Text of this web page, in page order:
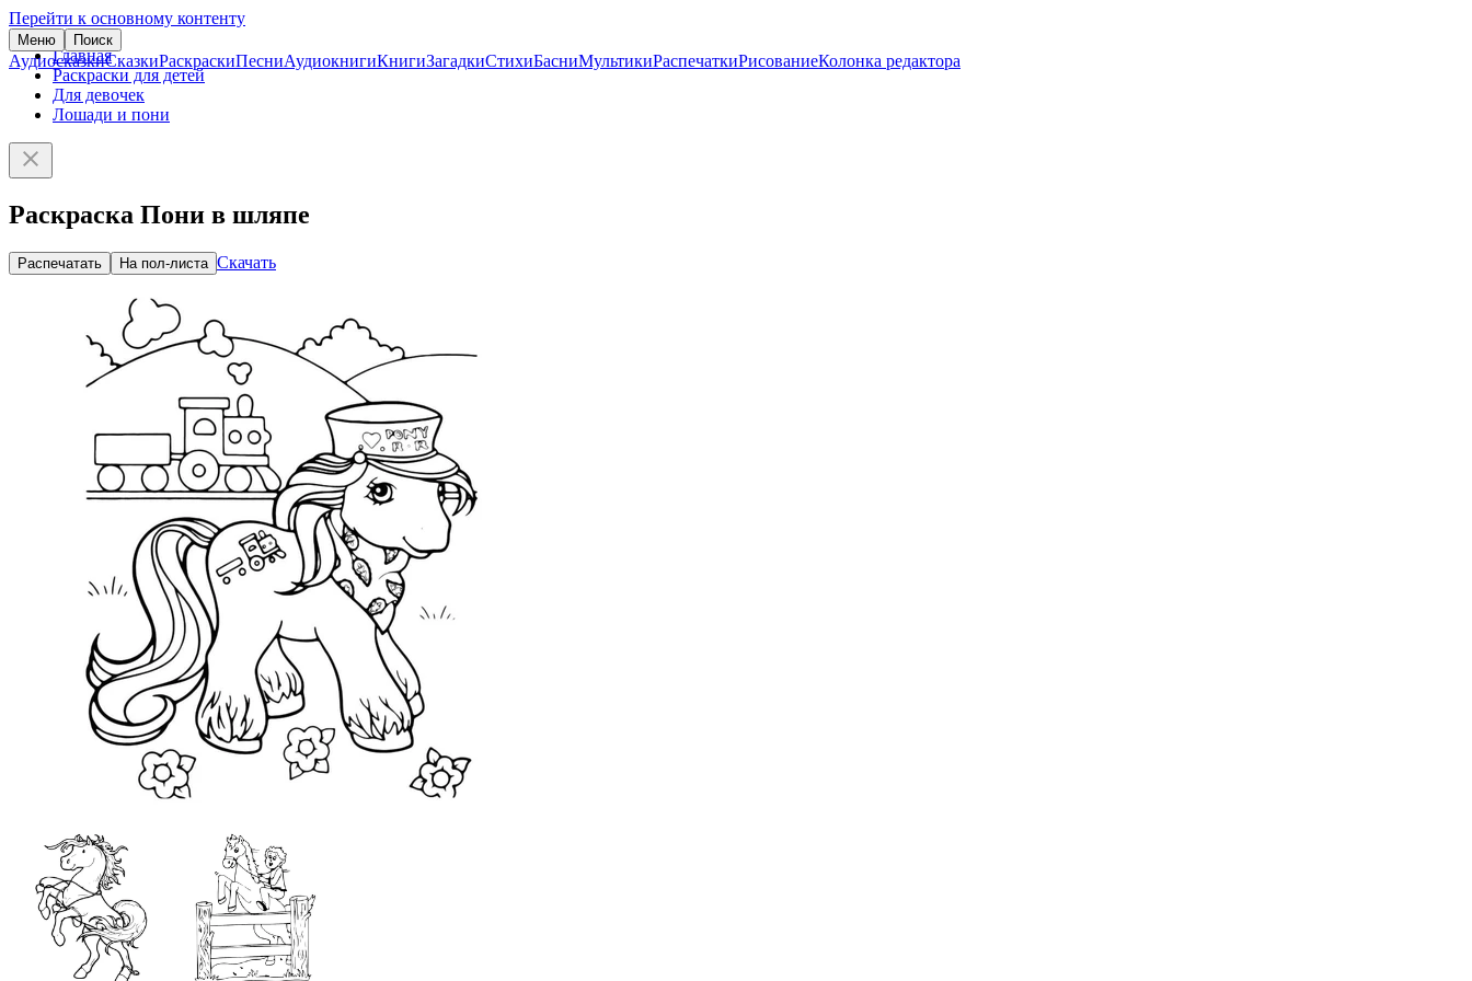
Перейти к основному контенту
Меню Поиск
АудиосказкиСказкиРаскраскиПесниАудиокнигиКнигиЗагадкиСтихиБасниМультикиРаспечаткиРисованиеКолонка редактора
Главная
Раскраски для детей
Для девочек
Лошади и пони
Раскраска Пони в шляпе
Распечатать На пол-листа Скачать